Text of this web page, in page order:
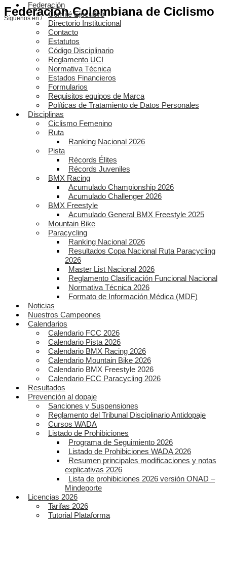
Federación Colombiana de Ciclismo
Síguenos en /
Federación
Comité Ejecutivo
Directorio Institucional
Contacto
Estatutos
Código Disciplinario
Reglamento UCI
Normativa Técnica
Estados Financieros
Formularios
Requisitos equipos de Marca
Políticas de Tratamiento de Datos Personales
Disciplinas
Ciclismo Femenino
Ruta
Ranking Nacional 2026
Pista
Récords Élites
Récords Juveniles
BMX Racing
Acumulado Championship 2026
Acumulado Challenger 2026
BMX Freestyle
Acumulado General BMX Freestyle 2025
Mountain Bike
Paracycling
Ranking Nacional 2026
Resultados Copa Nacional Ruta Paracycling
2026
Master List Nacional 2026
Reglamento Clasificación Funcional Nacional
Normativa Técnica 2026
Formato de Información Médica (MDF)
Noticias
Nuestros Campeones
Calendarios
Calendario FCC 2026
Calendario Pista 2026
Calendario BMX Racing 2026
Calendario Mountain Bike 2026
Calendario BMX Freestyle 2026
Calendario FCC Paracycling 2026
Resultados
Prevención al dopaje
Sanciones y Suspensiones
Reglamento del Tribunal Disciplinario Antidopaje
Cursos WADA
Listado de Prohibiciones
Programa de Seguimiento 2026
Listado de Prohibiciones WADA 2026
Resumen principales modificaciones y notas
explicativas 2026
Lista de prohibiciones 2026 versión ONAD –
Mindeporte
Licencias 2026
Tarifas 2026
Tutorial Plataforma